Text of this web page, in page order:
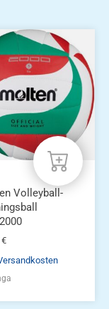
Volleyball-
€